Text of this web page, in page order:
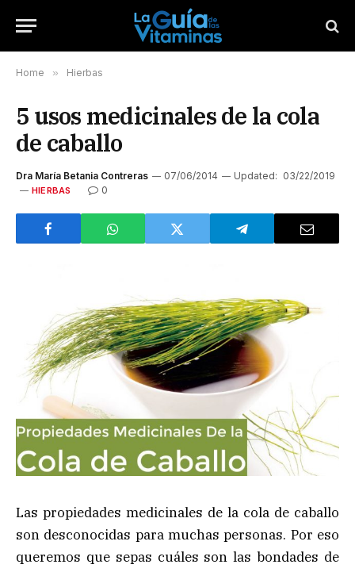
Home » Hierbas
5 usos medicinales de la cola
de caballo
Dra María Betania Contreras 07/06/2014 Updated: 03/22/2019
HIERBAS 0
Las propiedades medicinales de la cola de caballo
son desconocidas para muchas personas. Por eso
queremos que sepas cuáles son las bondades de